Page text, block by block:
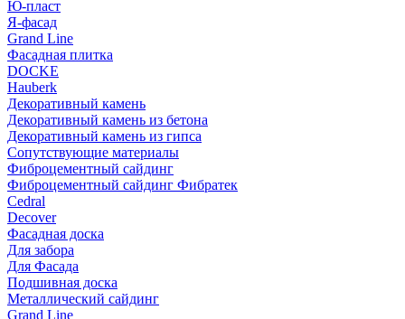
Ю-пласт
Я-фасад
Grand Line
Фасадная плитка
DOCKE
Hauberk
Декоративный камень
Декоративный камень из бетона
Декоративный камень из гипса
Сопутствующие материалы
Фиброцементный сайдинг
Фиброцементный сайдинг Фибратек
Cedral
Decover
Фасадная доска
Для забора
Для Фасада
Подшивная доска
Металлический сайдинг
Grand Line